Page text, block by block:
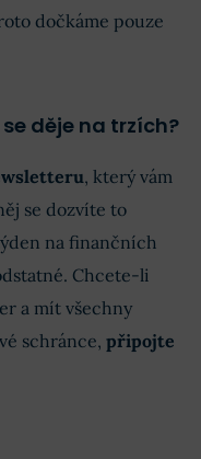
dočkáme pouze
děje na trzích?
, který vám
se dozvíte to
na finančních
Chcete-li
a mít všechny
schránce, připojte